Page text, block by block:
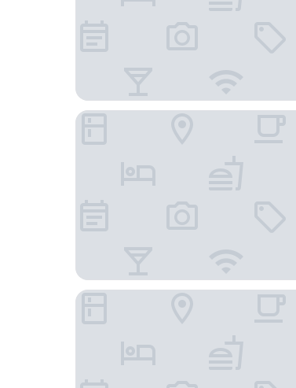
台北凱達大飯店
丹迪旅店 - 天母店